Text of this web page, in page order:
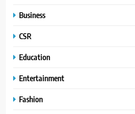
Business
CSR
Education
Entertainment
Fashion